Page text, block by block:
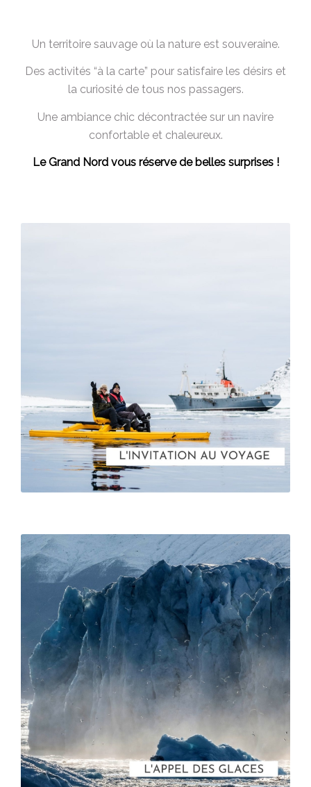
Un territoire sauvage où la nature est souveraine.
Des activités “à la carte” pour satisfaire les désirs et
la curiosité de tous nos passagers.
Une ambiance chic décontractée sur un navire
confortable et chaleureux.
Le Grand Nord vous réserve de belles surprises !